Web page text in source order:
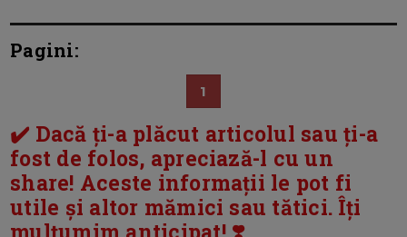
Pagini:
1
✔️ Dacă ți-a plăcut articolul sau ți-a
fost de folos, apreciază-l cu un
share! Aceste informații le pot fi
utile și altor mămici sau tătici. Îți
mulțumim anticipat! ❣️